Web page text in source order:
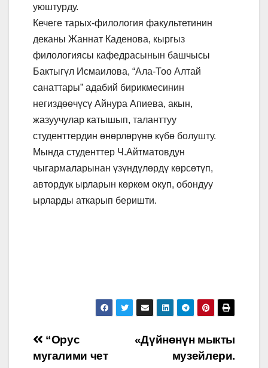
уюштурду.
Кечеге тарых-филология факультетинин
деканы Жаннат Каденова, кыргыз
филологиясы кафедрасынын башчысы
Бактыгүл Исмаилова, “Ала-Тоо Алтай
санаттары” адабий бирикмесинин
негиздөөчүсү Айнура Апиева, акын,
жазуучулар катышып, таланттуу
студенттердин өнөрлөрүнө күбө болушту.
Мында студенттер Ч.Айтматовдун
чыгармаларынан үзүндүлөрдү көрсөтүп,
автордук ырларын көркөм окуп, обондуу
ырларды аткарып беришти.
Post
«Дүйнөнүн мыкты
музейлери.
“Орус
мугалими чет